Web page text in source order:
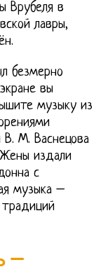
Врубеля в
лавры,
безмерно
вы
музыку из
В. М. Васнецова
издали
с
музыка –
–